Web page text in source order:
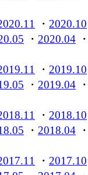
・ 2020.10
・ 2020.04
・ 2019.10
・ 2019.04
・ 2018.10
・ 2018.04
・ 2017.10